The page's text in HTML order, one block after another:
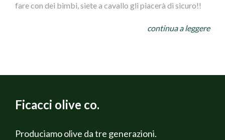
fare con dei bimbi, siete a cavallo gli piacerà di sicuro!!
2 coste di Sedano verde
200 g di Prosciutto cotto Martelli
continua a leggere
Ficacci olive co.
Produciamo olive da tre generazioni.